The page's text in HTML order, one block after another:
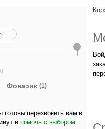
Фонарик (1)
готовы перезвонить вам в
и помочь с выбором